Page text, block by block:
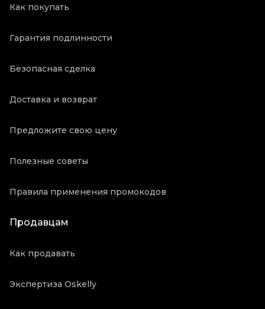
Как покупать
Гарантия подлинности
Безопасная сделка
Доставка и возврат
Предложите свою цену
Полезные советы
Правила применения промокодов
Продавцам
Как продавать
Экспертиза Oskelly